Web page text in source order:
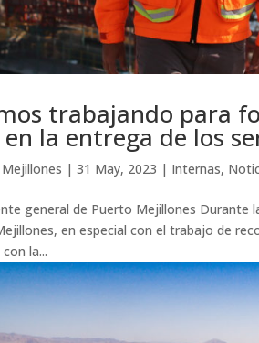
trabajando para
la entrega de los
|31 May, 2023 | Internas,
general de Puerto Mejillones Durante
en especial con el trabajo de
la...